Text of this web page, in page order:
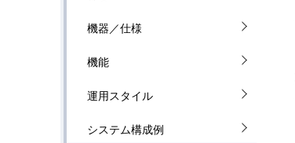
機器／仕様
機能
運用スタイル
システム構成例